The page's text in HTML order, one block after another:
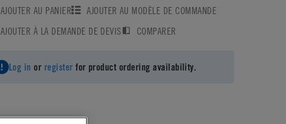
AJOUTER AU PANIER
AJOUTER AU MODÈLE DE COMMANDE
AJOUTER À LA DEMANDE DE DEVIS
COMPARER
Log in or register for product ordering availability.